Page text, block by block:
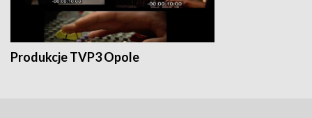
Produkcje TVP3 Opole